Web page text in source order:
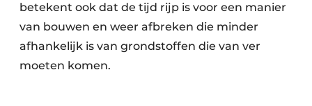
betekent ook dat de tijd rijp is voor een manier
van bouwen en weer afbreken die minder
afhankelijk is van grondstoffen die van ver
moeten komen.